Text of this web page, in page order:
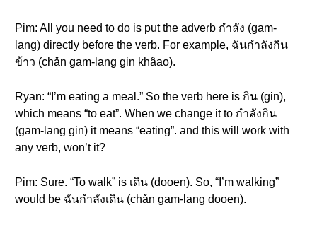
Pim: All you need to do is put the adverb กำลัง (gam-
lang) directly before the verb. For example, ฉันกำลังกิน
ข้าว (chǎn gam-lang gin khâao).
Ryan: “I’m eating a meal.” So the verb here is กิน (gin),
which means “to eat”. When we change it to กำลังกิน
(gam-lang gin) it means “eating”. and this will work with
any verb, won’t it?
Pim: Sure. “To walk” is เดิน (dooen). So, “I’m walking”
would be ฉันกำลังเดิน (chǎn gam-lang dooen).